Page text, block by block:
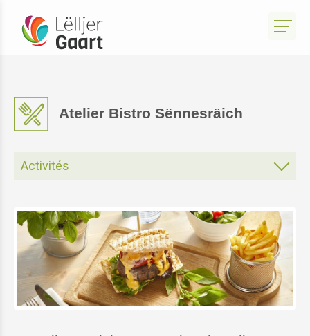
Atelier Bistro Sënnesräich
Activités
Atelier Park Sënnesräich
Atelier Bistro Sënnesräich
Atelier Produits du Terroir